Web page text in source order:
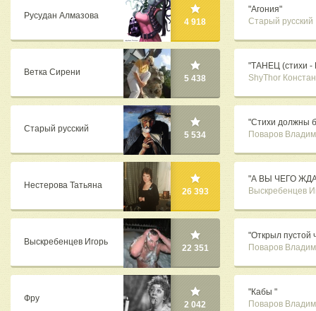
Русудан Алмазова
4 918
Ветка Сирени
5 438
Старый русский
5 534
Нестерова Татьяна
26 393
Выскребенцев Игорь
22 351
Фру
2 042
"Агония"
Старый русский
"ТАНЕЦ (стихи -
ShyThor
"Стихи должны
Поваров
"А ВЫ ЧЕГО
Выскребенцев
"Открыл пустой
Поваров
"Кабы "
Поваров